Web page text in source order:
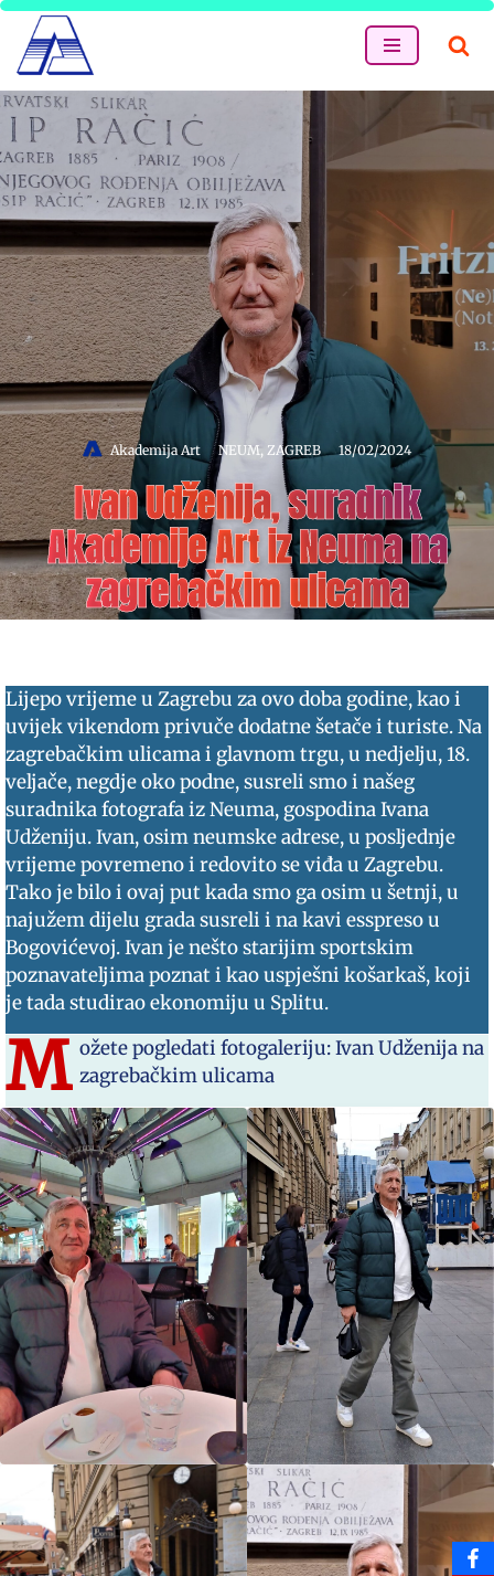
Skip
to
content
Akademija Art NEUM, ZAGREB 18/02/2024
Ivan Udženija, suradnik
Akademije Art iz Neuma na
zagrebačkim ulicama
Lijepo vrijeme u Zagrebu za ovo doba godine, kao i
uvijek vikendom privuče dodatne šetače i turiste. Na
zagrebačkim ulicama i glavnom trgu, u nedjelju, 18.
veljače, negdje oko podne, susreli smo i našeg
suradnika fotografa iz Neuma, gospodina Ivana
Udženiju. Ivan, osim neumske adrese, u posljednje
vrijeme povremeno i redovito se viđa u Zagrebu.
Tako je bilo i ovaj put kada smo ga osim u šetnji, u
najužem dijelu grada susreli i na kavi esspreso u
Bogovićevoj. Ivan je nešto starijim sportskim
poznavateljima poznat i kao uspješni košarkaš, koji
je tada studirao ekonomiju u Splitu.
M ožete pogledati fotogaleriju: Ivan Udženija na
zagrebačkim ulicama